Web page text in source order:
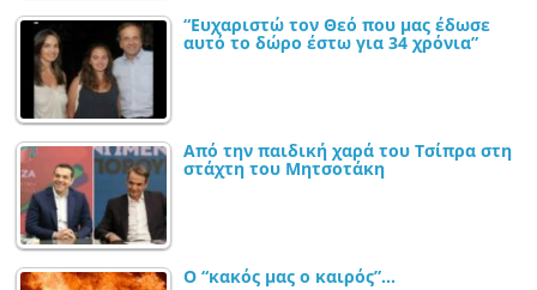
“Ευχαριστώ τον Θεό που μας έδωσε
αυτό το δώρο έστω για 34 χρόνια”
Από την παιδική χαρά του Τσίπρα στη
στάχτη του Μητσοτάκη
Ο “κακός μας ο καιρός”…